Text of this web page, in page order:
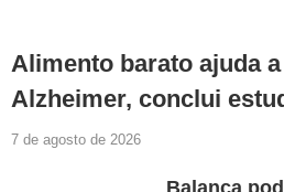
Alimento barato ajuda
Alzheimer, conclui
7 de agosto de 2026
Balança